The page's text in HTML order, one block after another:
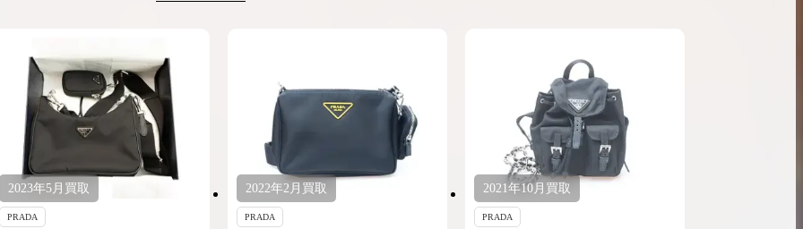
2023年5月 買取
PRADA
2022年2月 買取
PRADA
2021年10月 買取
PRADA